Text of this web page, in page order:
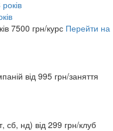
7500 грн/курс Перейти на
від 995 грн/заняття
сб, нд) від 299 грн/клуб